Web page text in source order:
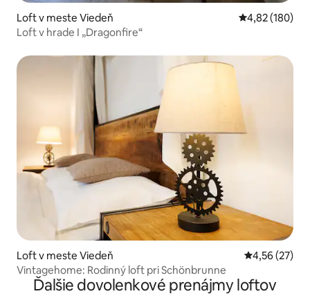
Loft v meste Viedeň Priemerné
4,82 (180)
Loft v hrade I „Dragonfire“
Loft v meste Viedeň Priemerné
4,56 (27)
Vintagehome: Rodinný loft pri Schönbrunne
Ďalšie dovolenkové prenájmy loftov